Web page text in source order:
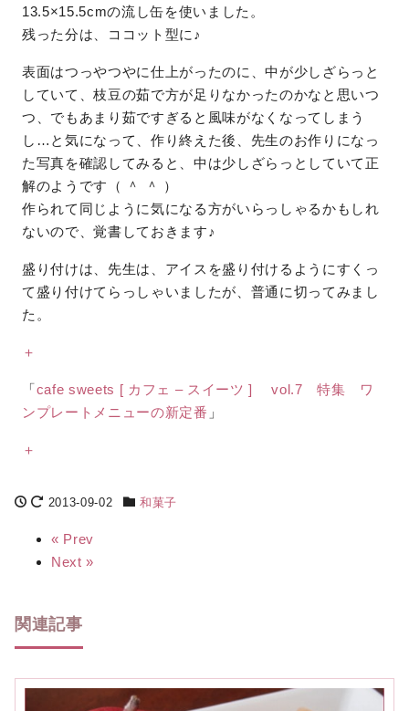
13.5×15.5cmの流し缶を使いました。
残った分は、ココット型に♪
表面はつっやつやに仕上がったのに、中が少しざらっと
していて、枝豆の茹で方が足りなかったのかなと思いつ
つ、でもあまり茹ですぎると風味がなくなってしまう
し…と気になって、作り終えた後、先生のお作りになっ
た写真を確認してみると、中は少しざらっとしていて正
解のようです（ ＾ ＾ ）
作られて同じように気になる方がいらっしゃるかもしれ
ないので、覚書しておきます♪
盛り付けは、先生は、アイスを盛り付けるようにすくっ
て盛り付けてらっしゃいましたが、普通に切ってみまし
た。
＋
「cafe sweets [ カフェ – スイーツ ] vol.7 特集 ワ
ンプレートメニューの新定番 」
＋
2013-09-02 和菓子
« Prev
Next »
関連記事